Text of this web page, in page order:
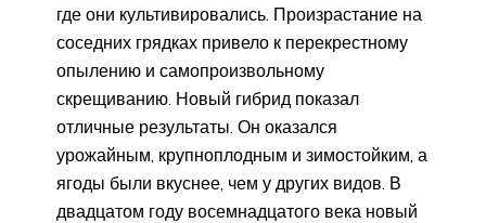
где они культивировались. Произрастание на
соседних грядках привело к перекрестному
опылению и самопроизвольному
скрещиванию. Новый гибрид показал
отличные результаты. Он оказался
урожайным, крупноплодным и зимостойким, а
ягоды были вкуснее, чем у других видов. В
двадцатом году восемнадцатого века новый